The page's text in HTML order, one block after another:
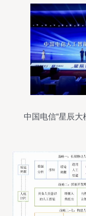
中国电信“星辰大